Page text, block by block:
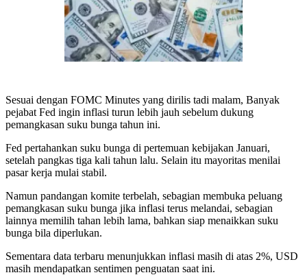
Sesuai dengan FOMC Minutes yang dirilis tadi malam, Banyak
pejabat Fed ingin inflasi turun lebih jauh sebelum dukung
pemangkasan suku bunga tahun ini.
Fed pertahankan suku bunga di pertemuan kebijakan Januari,
setelah pangkas tiga kali tahun lalu. Selain itu mayoritas menilai
pasar kerja mulai stabil.
Namun pandangan komite terbelah, sebagian membuka peluang
pemangkasan suku bunga jika inflasi terus melandai, sebagian
lainnya memilih tahan lebih lama, bahkan siap menaikkan suku
bunga bila diperlukan.
Sementara data terbaru menunjukkan inflasi masih di atas 2%, USD
masih mendapatkan sentimen penguatan saat ini.